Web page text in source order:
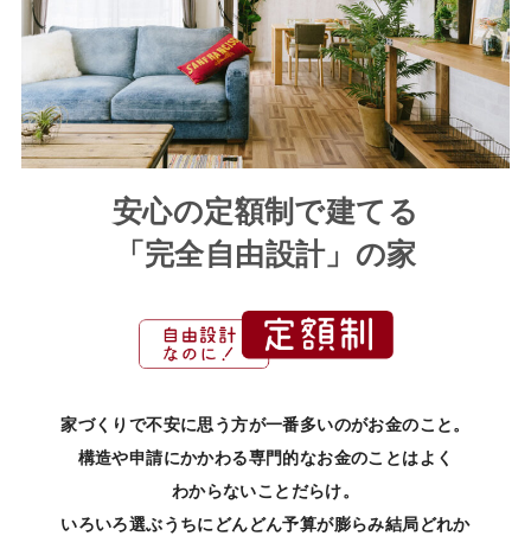
安心の定額制で建てる
「完全自由設計」の家
家づくりで不安に思う方が一番多いのがお金のこと。
構造や申請にかかわる専門的なお金のことはよく
わからないことだらけ。
いろいろ選ぶうちにどんどん予算が膨らみ結局どれか